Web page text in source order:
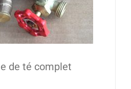
de té complet